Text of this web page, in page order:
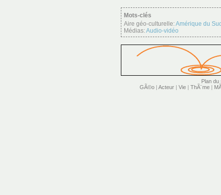
Mots-clés
Aire géo-culturelle:Amérique du
Médias:Audio-vidéo
Plan du
GÃ©o | Acteur | Vie | ThÃ¨me |